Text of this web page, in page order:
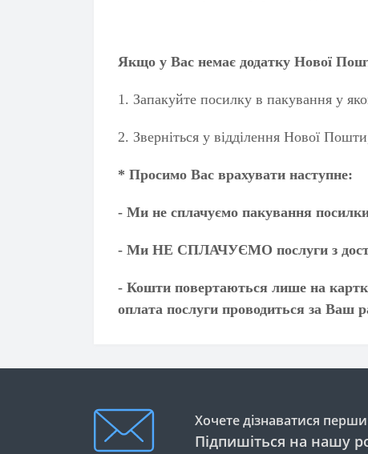
Якщо у Вас немає додатку Нової
1. Запакуйте посилку в пакування у
2. Зверніться у відділення Нової
* Просимо Вас врахувати наступне:
- Ми не сплачуємо пакування
- Ми НЕ СПЛАЧУЄМО послуги з
- Кошти повертаються лише на
оплата послуги проводиться за Ваш
Хочете дізнаватися
Підпишіться на нашу